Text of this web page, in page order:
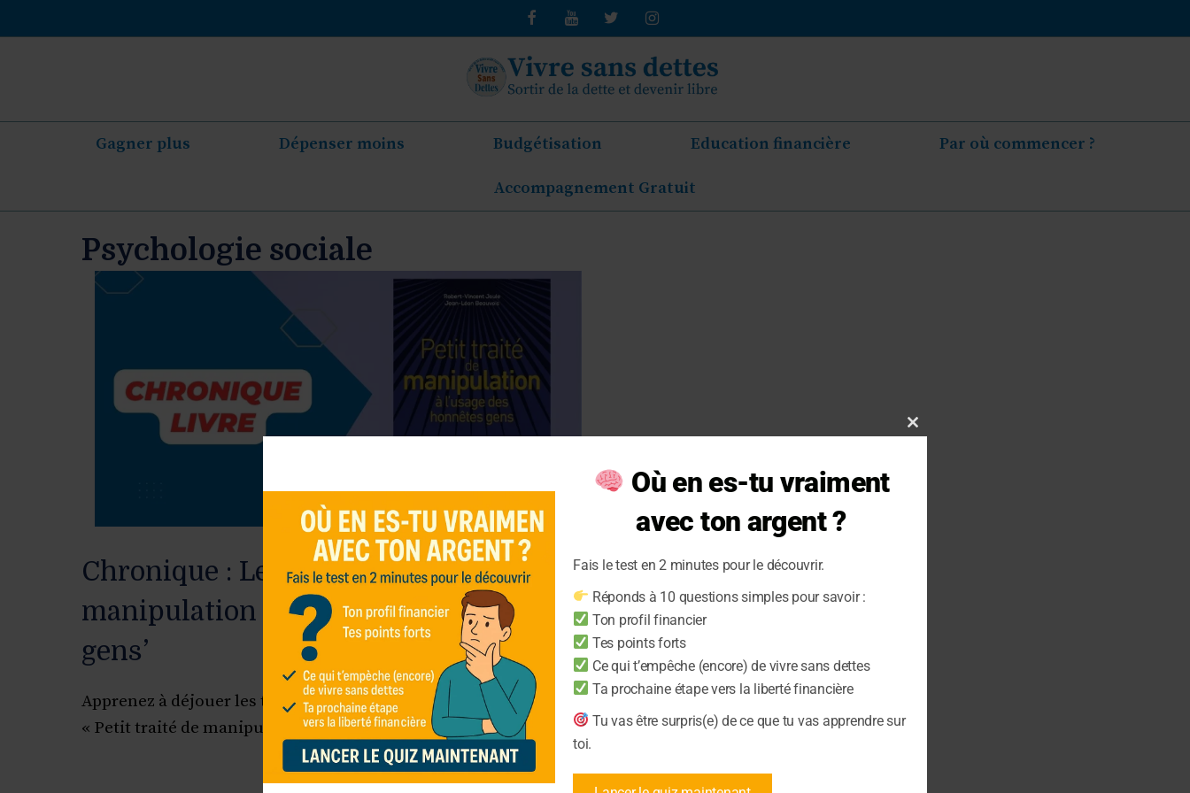
au
Gagner plus Dépenser moins Budgétisation Education financière Par où commencer ?
Accompagnement Gratuit
Psychologie sociale
Chronique : Le livre ‘Petit traité de
manipulation à l’usage des honnêtes
gens’
Apprenez à déjouer les techniques de manipulation grâce à ce
« Petit traité de manipulation à l’usage des honnêtes gens ».
Close
Où en es-tu vraiment
avec ton argent ?
Fais le test en 2 minutes pour le découvrir.
Réponds à 10 questions simples pour savoir :
Ton profil financier
Tes points forts
Ce qui t’empêche (encore) de vivre sans dettes
Ta prochaine étape vers la liberté financière
Tu vas être surpris(e) de ce que tu vas apprendre sur
toi.